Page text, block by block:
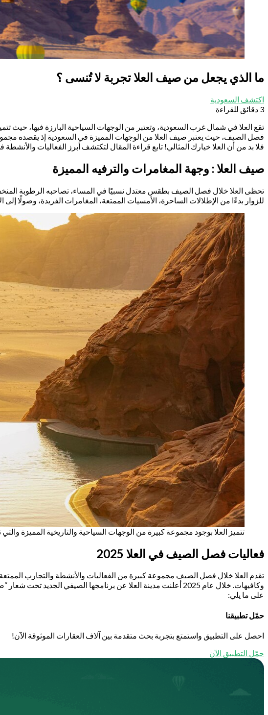
ما الذي يجعل من صيف العلا تجربة لا تُنسى ؟
اكتشف السعودية
3 دقائق للقراءة
تقع العلا في شمال غرب السعودية، وتعتبر من الوجهات السياحية البارزة فيها، حيث
فصل الصيف، حيث يعتبر صيف العلا من الوجهات المميزة في السعودية إذ يقصده
فلا بد من أن العلا خيارك المثالي! تابع قراءة المقال لتكتشف أبرز الفعاليات
صيف العلا : وجهة المغامرات والترفيه المميزة
تحظى العلا خلال فصل الصيف بطقس معتدل نسبيًا في المساء، تصاحبه الرطوبة
للزوار بدءًا من الإطلالات الساحرة، الأمسيات الممتعة، المغامرات الفريدة، وصولًا إلى
تتميز العلا بوجود مجموعة كبيرة من الوجهات السياحية والتاريخية المميزة والتي
فعاليات فصل الصيف في العلا 2025
تقدم العلا خلال فصل الصيف مجموعة كبيرة من الفعاليات والأنشطة والتجارب
وكافيهات. خلال عام 2025 أعلنت مدينة العلا عن برنامجها الصيفي
على ما يلي:
حمّل تطبيقنا
احصل على التطبيق واستمتع بتجربة بحث متقدمة بين آلاف العقارات الموثوقة الآن!
حمّل التطبيق الآن